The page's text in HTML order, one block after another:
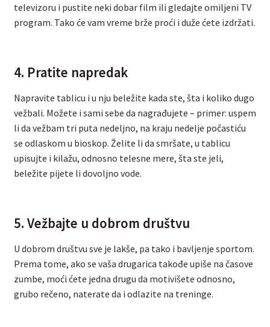
televizoru i pustite neki dobar film ili gledajte omiljeni TV
program. Tako će vam vreme brže proći i duže ćete izdržati.
4. Pratite napredak
Napravite tablicu i u nju beležite kada ste, šta i koliko dugo
vežbali. Možete i sami sebe da nagrađujete – primer: uspem
li da vežbam tri puta nedeljno, na kraju nedelje počastiću
se odlaskom u bioskop. Želite li da smršate, u tablicu
upisujte i kilažu, odnosno telesne mere, šta ste jeli,
beležite pijete li dovoljno vode.
5. Vežbajte u dobrom društvu
U dobrom društvu sve je lakše, pa tako i bavljenje sportom.
Prema tome, ako se vaša drugarica takođe upiše na časove
zumbe, moći ćete jedna drugu da motivišete odnosno,
grubo rečeno, naterate da i odlazite na treninge.